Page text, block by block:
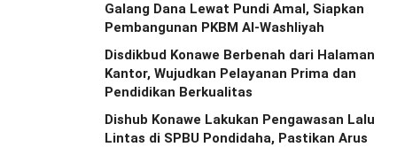
Galang Dana Lewat Pundi Amal, Siapkan
Pembangunan PKBM Al-Washliyah
Disdikbud Konawe Berbenah dari Halaman
Kantor, Wujudkan Pelayanan Prima dan
Pendidikan Berkualitas
Dishub Konawe Lakukan Pengawasan Lalu
Lintas di SPBU Pondidaha, Pastikan Arus